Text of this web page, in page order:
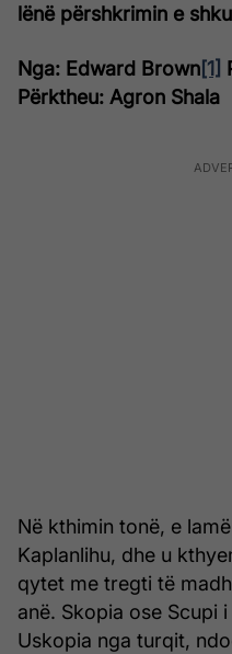
lënë përshkrimin e
Nga: Edward Brown[1]
Përktheu: Agron Shala
Në kthimin tonë, e
Kaplanlihu, dhe u
qytet me tregti të
anë. Skopia ose Scupi
Uskopia nga turqit,